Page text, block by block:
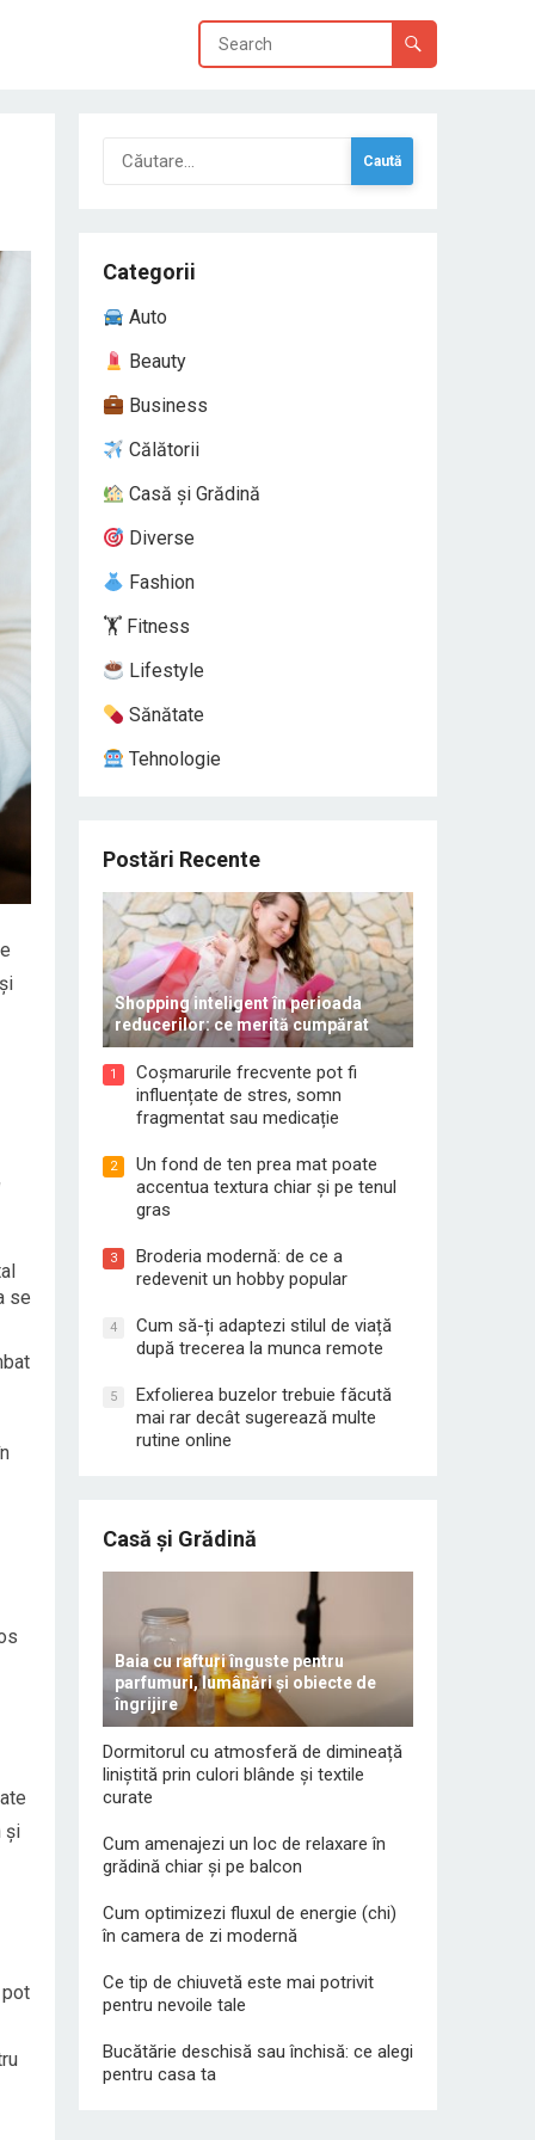
se
și
Caută
după:
Categorii
Auto
Beauty
Business
Călătorii
Casă și Grădină
Diverse
Fashion
🏋️ Fitness
Lifestyle
Sănătate
Tehnologie
Postări Recente
Shopping inteligent în perioada
reducerilor: ce merită cumpărat
1
Coșmarurile frecvente pot fi
influențate de stres, somn
fragmentat sau medicație
2
Un fond de ten prea mat poate
accentua textura chiar și pe tenul
gras
3
Broderia modernă: de ce a
redevenit un hobby popular
4
Cum să-ți adaptezi stilul de viață
după trecerea la munca remote
5
Exfolierea buzelor trebuie făcută
mai rar decât sugerează multe
rutine online
Casă și Grădină
Baia cu rafturi înguste pentru
parfumuri, lumânări și obiecte de
îngrijire
Dormitorul cu atmosferă de dimineață
liniștită prin culori blânde și textile
curate
Cum amenajezi un loc de relaxare în
grădină chiar și pe balcon
Cum optimizezi fluxul de energie (chi)
în camera de zi modernă
Ce tip de chiuvetă este mai potrivit
pentru nevoile tale
Bucătărie deschisă sau închisă: ce alegi
pentru casa ta